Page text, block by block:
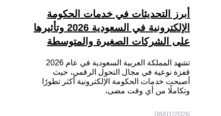
أبرز التحديثات في خدمات الحكومة
الإلكترونية في السعودية 2026 وتأثيرها
على الشركات الصغيرة والمتوسطة
تشهد المملكة العربية السعودية في عام 2026
قفزة نوعية في مجال التحول الرقمي، حيث
أصبحت خدمات الحكومة الإلكترونية أكثر تطورًا
وتكاملًا من أي وقت مضى،
08/01/2026